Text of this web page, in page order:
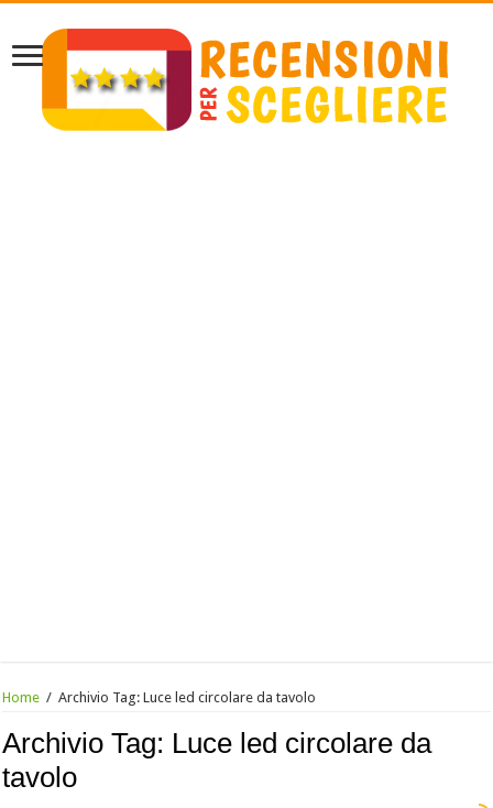
Home / Archivio Tag:Luce led circolare da tavolo
Archivio Tag: Luce led circolare da
tavolo